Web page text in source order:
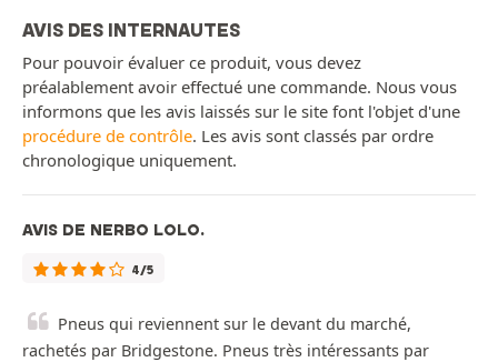
AVIS DES INTERNAUTES
Pour pouvoir évaluer ce produit, vous devez
préalablement avoir effectué une commande. Nous vous
informons que les avis laissés sur le site font l'objet d'une
procédure de contrôle. Les avis sont classés par ordre
chronologique uniquement.
AVIS DE NERBO LOLO.
4/5
Pneus qui reviennent sur le devant du marché,
rachetés par Bridgestone. Pneus très intéressants par